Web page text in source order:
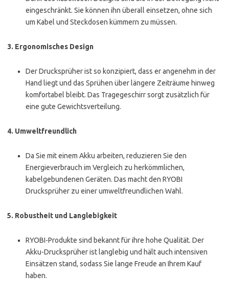
eingeschränkt. Sie können ihn überall einsetzen, ohne sich
um Kabel und Steckdosen kümmern zu müssen.
3. Ergonomisches Design
Der Drucksprüher ist so konzipiert, dass er angenehm in der
Hand liegt und das Sprühen über längere Zeiträume hinweg
komfortabel bleibt. Das Tragegeschirr sorgt zusätzlich für
eine gute Gewichtsverteilung.
4. Umweltfreundlich
Da Sie mit einem Akku arbeiten, reduzieren Sie den
Energieverbrauch im Vergleich zu herkömmlichen,
kabelgebundenen Geräten. Das macht den RYOBI
Drucksprüher zu einer umweltfreundlichen Wahl.
5. Robustheit und Langlebigkeit
RYOBI-Produkte sind bekannt für ihre hohe Qualität. Der
Akku-Drucksprüher ist langlebig und hält auch intensiven
Einsätzen stand, sodass Sie lange Freude an Ihrem Kauf
haben.